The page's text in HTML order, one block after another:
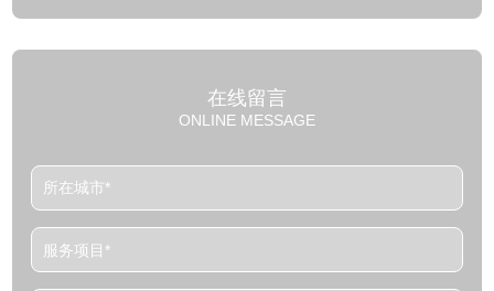
在线留言
ONLINE MESSAGE